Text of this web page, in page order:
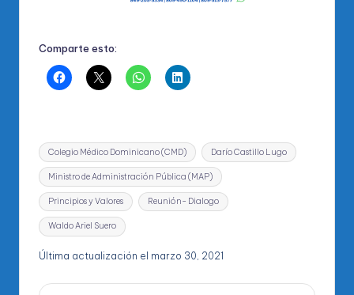
Comparte esto:
Etiquetas:
Colegio Médico Dominicano (CMD) Darío Castillo Lugo
Ministro de Administración Pública (MAP)
Principios y Valores Reunión- Dialogo
Waldo Ariel Suero
Última actualización el marzo 30, 2021